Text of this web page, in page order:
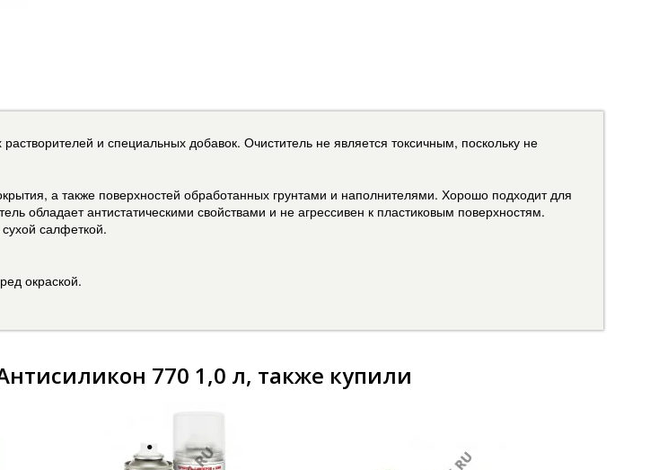
и специальных добавок. Очиститель не является токсичным, поскольку не
а также поверхностей обработанных грунтами и наполнителями. Хорошо подходит для
обладает антистатическими свойствами и не агрессивен к пластиковым поверхностям.
салфеткой.
окраской.
770 1,0 л, также купили